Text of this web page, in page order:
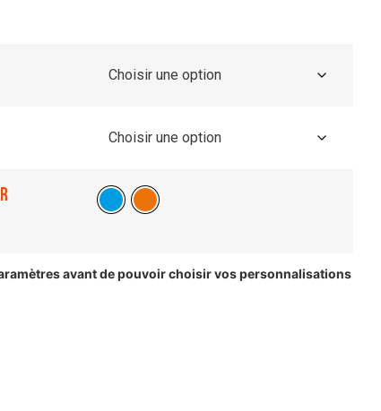
avant de pouvoir choisir vos personnalisations